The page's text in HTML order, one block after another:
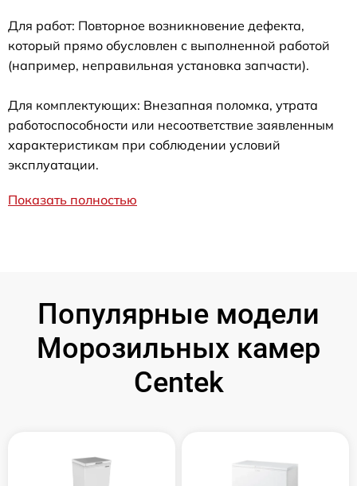
Для работ: Повторное возникновение дефекта,
который прямо обусловлен с выполненной работой
(например, неправильная установка запчасти).
Для комплектующих: Внезапная поломка, утрата
работоспособности или несоответствие заявленным
характеристикам при соблюдении условий
эксплуатации.
Показать полностью
Популярные модели
Морозильных камер
Centek